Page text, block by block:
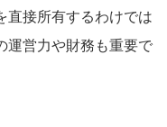
直接所有するわけでは
運営力や財務も重要で